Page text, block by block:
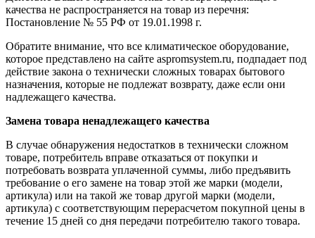
качества не распространяется на товар из перечня:
Постановление № 55 РФ от 19.01.1998 г.
Обратите внимание, что все климатическое оборудование,
которое представлено на сайте aspromsystem.ru, подпадает под
действие закона о технически сложных товарах бытового
назначения, которые не подлежат возврату, даже если они
надлежащего качества.
Замена товара ненадлежащего качества
В случае обнаружения недостатков в технически сложном
товаре, потребитель вправе отказаться от покупки и
потребовать возврата уплаченной суммы, либо предъявить
требование о его замене на товар этой же марки (модели,
артикула) или на такой же товар другой марки (модели,
артикула) с соответствующим перерасчетом покупной цены в
течение 15 дней со дня передачи потребителю такого товара.